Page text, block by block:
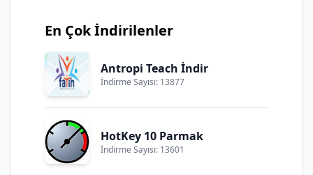
En Çok İndirilenler
Antropi Teach İndir
İndirme Sayısı: 13877
HotKey 10 Parmak
İndirme Sayısı: 13601